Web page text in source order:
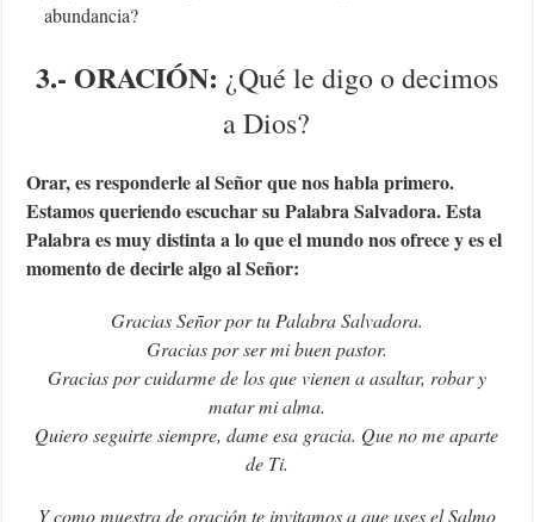
abundancia?
3.- ORACIÓN: ¿Qué le digo o decimos
a Dios?
Orar, es responderle al Señor que nos habla primero.
Estamos queriendo escuchar su Palabra Salvadora. Esta
Palabra es muy distinta a lo que el mundo nos ofrece y es el
momento de decirle algo al Señor:
Gracias Señor por tu Palabra Salvadora.
Gracias por ser mi buen pastor.
Gracias por cuidarme de los que vienen a asaltar, robar y
matar mi alma.
Quiero seguirte siempre, dame esa gracia. Que no me aparte
de Ti.
Y como muestra de oración te invitamos a que uses el Salmo